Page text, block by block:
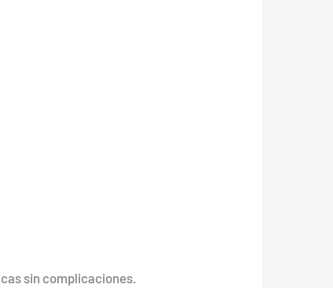
sin complicaciones.